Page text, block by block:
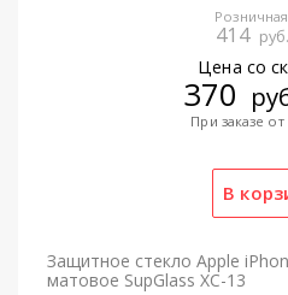
414
Цена со
370
При заказе от
Защитное стекло Apple
матовое SupGlass XC-13